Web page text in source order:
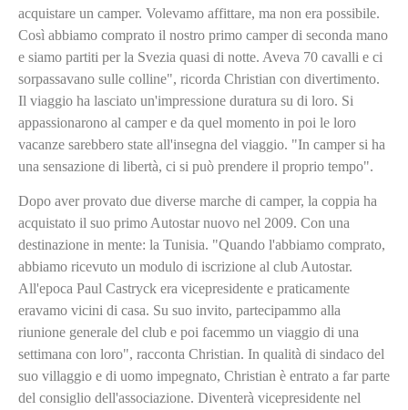
acquistare un camper. Volevamo affittare, ma non era possibile.
Così abbiamo comprato il nostro primo camper di seconda mano
e siamo partiti per la Svezia quasi di notte. Aveva 70 cavalli e ci
sorpassavano sulle colline", ricorda Christian con divertimento.
Il viaggio ha lasciato un'impressione duratura su di loro. Si
appassionarono al camper e da quel momento in poi le loro
vacanze sarebbero state all'insegna del viaggio. "In camper si ha
una sensazione di libertà, ci si può prendere il proprio tempo".
Dopo aver provato due diverse marche di camper, la coppia ha
acquistato il suo primo Autostar nuovo nel 2009. Con una
destinazione in mente: la Tunisia. "Quando l'abbiamo comprato,
abbiamo ricevuto un modulo di iscrizione al club Autostar.
All'epoca Paul Castryck era vicepresidente e praticamente
eravamo vicini di casa. Su suo invito, partecipammo alla
riunione generale del club e poi facemmo un viaggio di una
settimana con loro", racconta Christian. In qualità di sindaco del
suo villaggio e di uomo impegnato, Christian è entrato a far parte
del consiglio dell'associazione. Diventerà vicepresidente nel